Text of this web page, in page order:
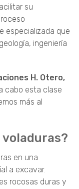
su
especializada que
ingeniería
H. Otero,
cabo esta clase
más al
en una
a excavar.
rocosas duras y